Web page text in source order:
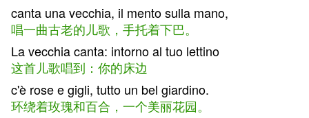
canta una vecchia, il mento sulla mano,
唱一曲古老的儿歌，手托着下巴。
La vecchia canta: intorno al tuo lettino
这首儿歌唱到：你的床边
c'è rose e gigli, tutto un bel giardino.
环绕着玫瑰和百合，一个美丽花园。